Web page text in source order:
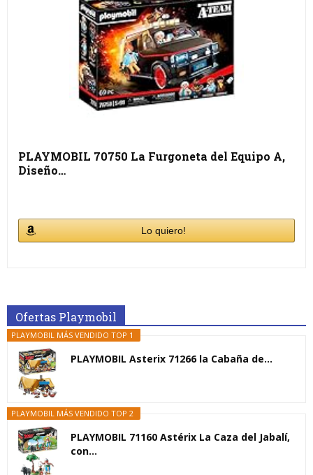
PLAYMOBIL 70750 La Furgoneta del Equipo A,
Diseño…
Lo quiero!
Ofertas Playmobil
PLAYMOBIL MÁS VENDIDO TOP 1
PLAYMOBIL Asterix 71266 la Cabaña de...
PLAYMOBIL MÁS VENDIDO TOP 2
PLAYMOBIL 71160 Astérix La Caza del Jabalí,
con...